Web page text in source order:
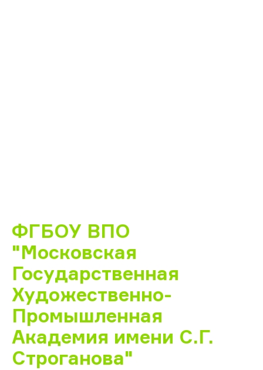
ФГБОУ ВПО
"Московская
Государственная
Художественно-
Промышленная
Академия имени С.Г.
Строганова"